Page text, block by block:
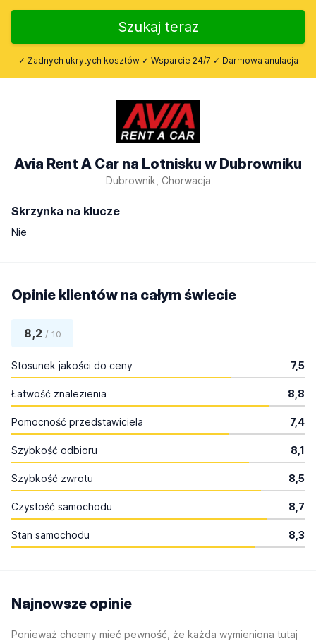
Szukaj teraz
✓ Żadnych ukrytych kosztów ✓ Wsparcie 24/7 ✓ Darmowa anulacja
Avia Rent A Car na Lotnisku w Dubrowniku
Dubrownik, Chorwacja
Skrzynka na klucze
Nie
Opinie klientów na całym świecie
8,2 / 10
Stosunek jakości do ceny 7,5
Łatwość znalezienia 8,8
Pomocność przedstawiciela 7,4
Szybkość odbioru 8,1
Szybkość zwrotu 8,5
Czystość samochodu 8,7
Stan samochodu 8,3
Najnowsze opinie
Ponieważ chcemy mieć pewność, że każda wymieniona tutaj